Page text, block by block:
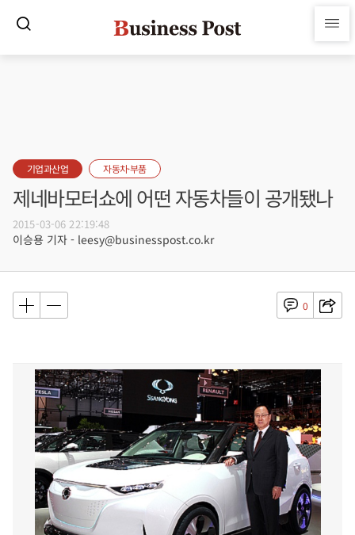
기업과산업 자동차·부품
제네바모터쇼에 어떤 자동차들이 공개됐나
2015-03-06 22:19:48
이승용 기자 - leesy@businesspost.co.kr
0